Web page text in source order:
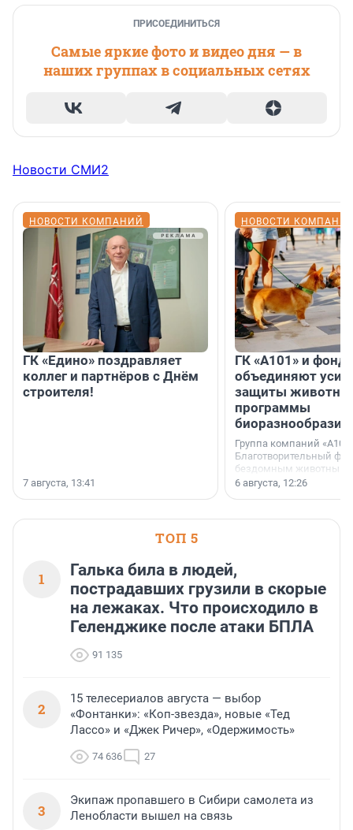
ПРИСОЕДИНИТЬСЯ
Самые яркие фото и видео дня — в
наших группах в социальных сетях
Новости СМИ2
НОВОСТИ КОМПАНИЙ
ГК «Едино» поздравляет
коллег и партнёров с Днём
строителя!
7 августа, 13:41
НОВОСТИ
ГК «А101» и фонд
объединяют
защиты
программы
биоразнообразия
Группа компаний
Благотворительный
бездомным животным
заключили соглашение
6 августа, 12:26
ТОП 5
1
Галька била в людей,
пострадавших грузили в скорые
на лежаках. Что происходило в
Геленджике после атаки БПЛА
91 135
2
15 телесериалов августа — выбор
«Фонтанки»: «Коп-звезда», новые «Тед
Лассо» и «Джек Ричер», «Одержимость»
74 636 27
3
Экипаж пропавшего в Сибири самолета из
Ленобласти вышел на связь